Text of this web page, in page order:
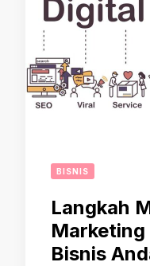
BISNIS
Langkah
Marketing
Bisnis